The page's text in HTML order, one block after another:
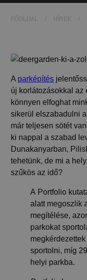
FŐOLDAL / HÍREK /
A parképítés
új korlátozásokkal az
könnyen elfoghat
sikerül elszabadulni
már teljesen sötét
ki nappal a szabad
Dunakanyarban,
tehetünk, de mi a
szűkös az idő?
A Portfolio
alatt megoszlik
megítélése,
parkokat
sportolni, míg
helyi parkba.